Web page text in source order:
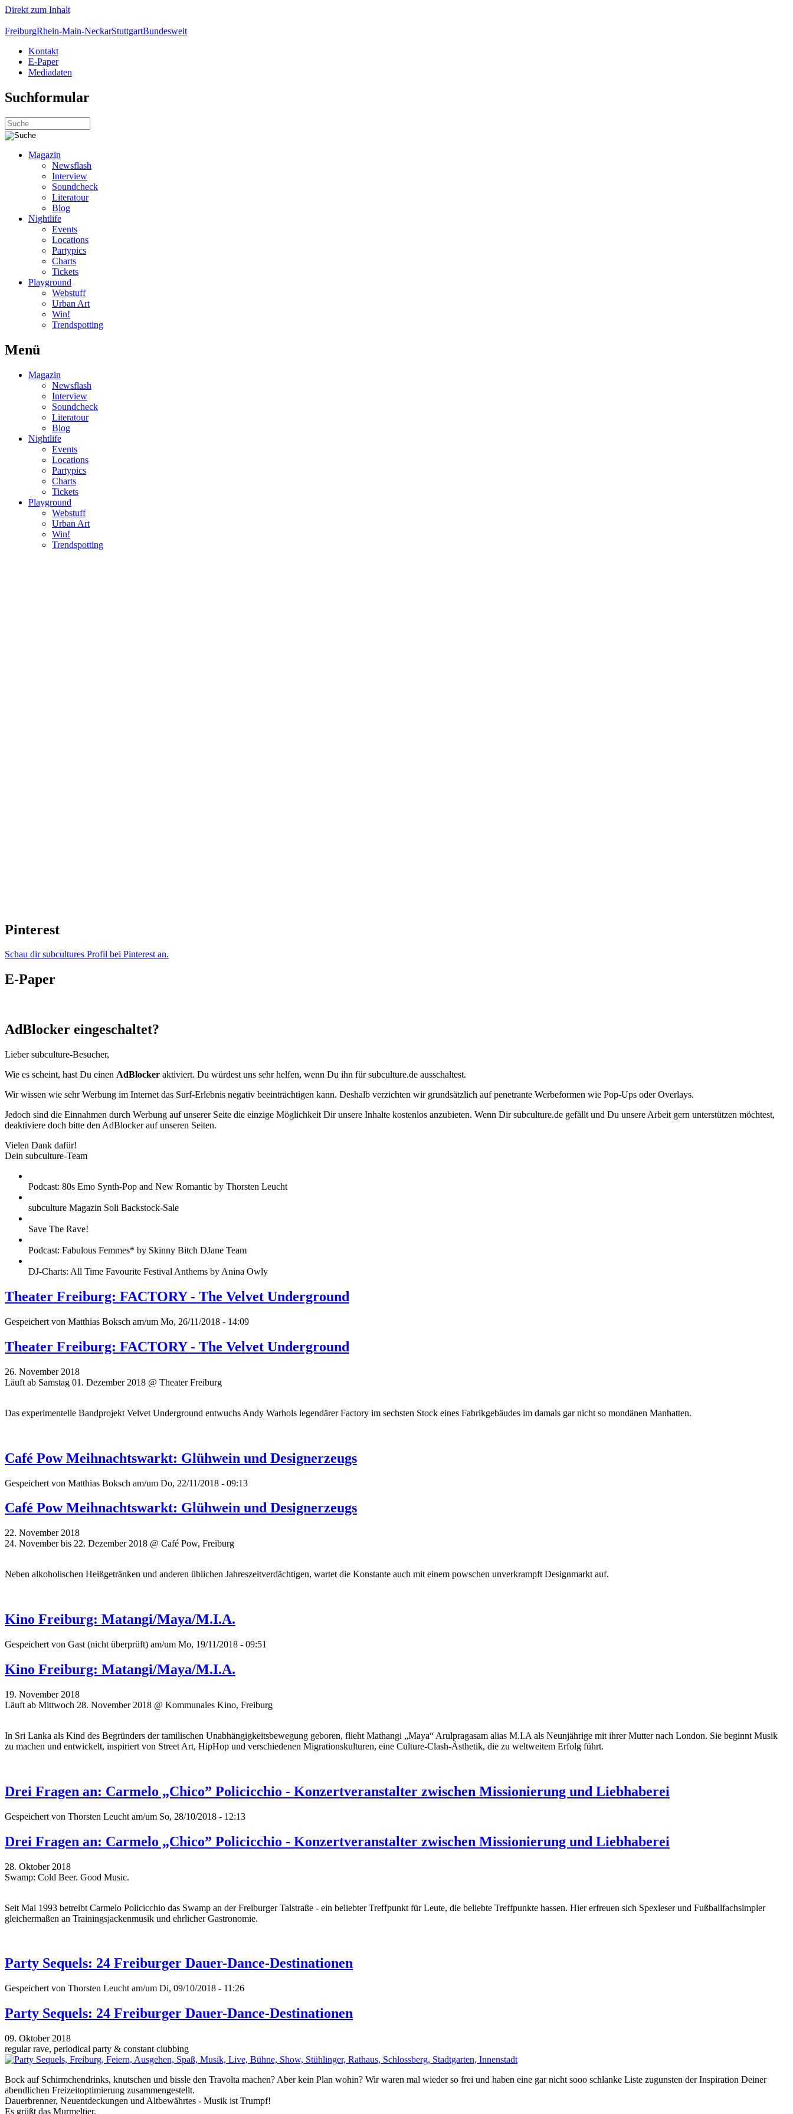
Direkt zum Inhalt
FreiburgRhein-Main-NeckarStuttgartBundesweit
Kontakt
E-Paper
Mediadaten
Suchformular
Magazin
Newsflash
Interview
Soundcheck
Literatour
Blog
Nightlife
Events
Locations
Partypics
Charts
Tickets
Playground
Webstuff
Urban Art
Win!
Trendspotting
Menü
Magazin
Newsflash
Interview
Soundcheck
Literatour
Blog
Nightlife
Events
Locations
Partypics
Charts
Tickets
Playground
Webstuff
Urban Art
Win!
Trendspotting
Pinterest
Schau dir subcultures Profil bei Pinterest an.
E-Paper
AdBlocker eingeschaltet?
Lieber subculture-Besucher,
Wie es scheint, hast Du einen AdBlocker aktiviert. Du würdest uns sehr helfen, wenn Du ihn für subculture.de ausschaltest.
Wir wissen wie sehr Werbung im Internet das Surf-Erlebnis negativ beeinträchtigen kann. Deshalb verzichten wir grundsätzlich auf penetrante Werbeformen wie Pop-Ups oder Overlays.
Jedoch sind die Einnahmen durch Werbung auf unserer Seite die einzige Möglichkeit Dir unsere Inhalte kostenlos anzubieten. Wenn Dir subculture.de gefällt und Du unsere Arbeit gern unterstützen möchtest,
deaktiviere doch bitte den AdBlocker auf unseren Seiten.
Vielen Dank dafür!
Dein subculture-Team
Podcast: 80s Emo Synth-Pop and New Romantic by Thorsten Leucht
subculture Magazin Soli Backstock-Sale
Save The Rave!
Podcast: Fabulous Femmes* by Skinny Bitch DJane Team
DJ-Charts: All Time Favourite Festival Anthems by Anina Owly
Theater Freiburg: FACTORY - The Velvet Underground
Gespeichert von Matthias Boksch am/um Mo, 26/11/2018 - 14:09
Theater Freiburg: FACTORY - The Velvet Underground
26. November 2018
Läuft ab Samstag 01. Dezember 2018 @ Theater Freiburg
Das experimentelle Bandprojekt Velvet Underground entwuchs Andy Warhols legendärer Factory im sechsten Stock eines Fabrikgebäudes im damals gar nicht so mondänen Manhatten.
Café Pow Meihnachtswarkt: Glühwein und Designerzeugs
Gespeichert von Matthias Boksch am/um Do, 22/11/2018 - 09:13
Café Pow Meihnachtswarkt: Glühwein und Designerzeugs
22. November 2018
24. November bis 22. Dezember 2018 @ Café Pow, Freiburg
Neben alkoholischen Heißgetränken und anderen üblichen Jahreszeitverdächtigen, wartet die Konstante auch mit einem powschen unverkrampft Designmarkt auf.
Kino Freiburg: Matangi/Maya/M.I.A.
Gespeichert von Gast (nicht überprüft) am/um Mo, 19/11/2018 - 09:51
Kino Freiburg: Matangi/Maya/M.I.A.
19. November 2018
Läuft ab Mittwoch 28. November 2018 @ Kommunales Kino, Freiburg
In Sri Lanka als Kind des Begründers der tamilischen Unabhängigkeitsbewegung geboren, flieht Mathangi „Maya“ Arulpragasam alias M.I.A als Neunjährige mit ihrer Mutter nach London. Sie beginnt Musik
zu machen und entwickelt, inspiriert von Street Art, HipHop und verschiedenen Migrationskulturen, eine Culture-Clash-Ästhetik, die zu weltweitem Erfolg führt.
Drei Fragen an: Carmelo „Chico” Policicchio - Konzertveranstalter zwischen Missionierung und Liebhaberei
Gespeichert von Thorsten Leucht am/um So, 28/10/2018 - 12:13
Drei Fragen an: Carmelo „Chico” Policicchio - Konzertveranstalter zwischen Missionierung und Liebhaberei
28. Oktober 2018
Swamp: Cold Beer. Good Music.
Seit Mai 1993 betreibt Carmelo Policicchio das Swamp an der Freiburger Talstraße - ein beliebter Treffpunkt für Leute, die beliebte Treffpunkte hassen. Hier erfreuen sich Spexleser und Fußballfachsimpler
gleichermaßen an Trainingsjackenmusik und ehrlicher Gastronomie.
Party Sequels: 24 Freiburger Dauer-Dance-Destinationen
Gespeichert von Thorsten Leucht am/um Di, 09/10/2018 - 11:26
Party Sequels: 24 Freiburger Dauer-Dance-Destinationen
09. Oktober 2018
regular rave, periodical party & constant clubbing
Bock auf Schirmchendrinks, knutschen und bissle den Travolta machen? Aber kein Plan wohin? Wir waren mal wieder so frei und haben eine gar nicht sooo schlanke Liste zugunsten der Inspiration Deiner
abendlichen Freizeitoptimierung zusammengestellt.
Dauerbrenner, Neuentdeckungen und Altbewährtes - Musik ist Trumpf!
Es grüßt das Murmeltier.